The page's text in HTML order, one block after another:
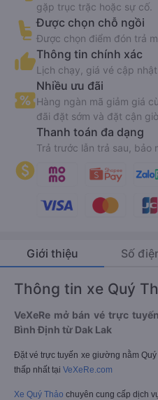
gặp trục trặc hoặc sự cố.
Được chọn chỗ ngồi
Được chọn điểm đón trả
Thông tin chính xác
Lịch chạy, giá vé cập
Nhiều ưu đãi
Hàng ngàn mã giảm giá
đãi đặt sớm và đặt cận giờ.
Thanh toán đa dạng
Trả trước lẫn trả sau, bảo
Giới thiệu Số
Thông tin xe Quý
VeXeRe mở bán vé trực
Bình Định từ Dak Lak
Đặt vé trực tuyến xe giường nằm
thấp nhất tại VeXeRe.com
Xe Quý Thảo chuyên cung cấp dịch